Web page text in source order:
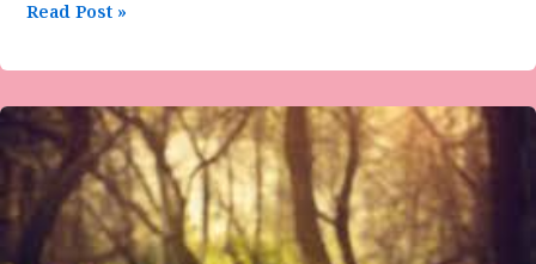
Read Post »
ಮಾಜಾನ್
ಮಸ್ಕಿ-
ಓ!!
ಭಾವವೇ-
ಲಹರಿ